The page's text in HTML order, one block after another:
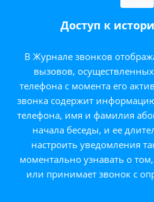
Доступ к
В Журнале звонков
вызовов,
телефона с момента его
звонка содержит
телефона, имя и фамилия
начала беседы, и ее
настроить уведомления
моментально узнавать о
или принимает звонок с